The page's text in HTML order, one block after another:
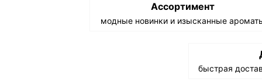
Ассортимент
модные новинки и изысканные
быстрая